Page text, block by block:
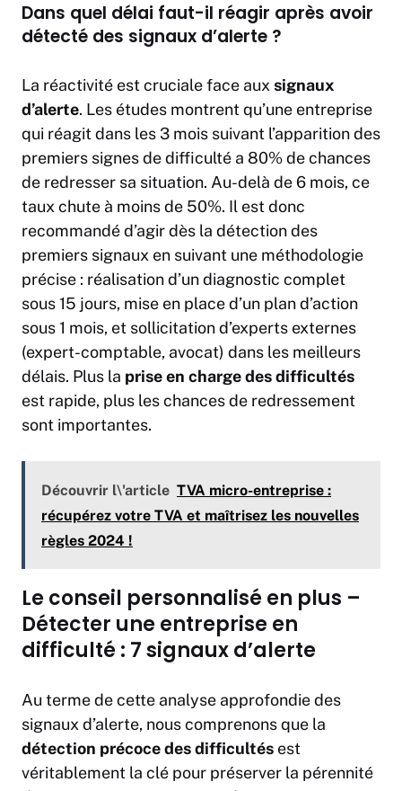
Dans quel délai faut-il réagir après avoir
détecté des signaux d’alerte ?
La réactivité est cruciale face aux signaux
d’alerte. Les études montrent qu’une entreprise
qui réagit dans les 3 mois suivant l’apparition des
premiers signes de difficulté a 80% de chances
de redresser sa situation. Au-delà de 6 mois, ce
taux chute à moins de 50%. Il est donc
recommandé d’agir dès la détection des
premiers signaux en suivant une méthodologie
précise : réalisation d’un diagnostic complet
sous 15 jours, mise en place d’un plan d’action
sous 1 mois, et sollicitation d’experts externes
(expert-comptable, avocat) dans les meilleurs
délais. Plus la prise en charge des difficultés
est rapide, plus les chances de redressement
sont importantes.
Découvrir l\'article TVA micro-entreprise :
récupérez votre TVA et maîtrisez les nouvelles
règles 2024 !
Le conseil personnalisé en plus –
Détecter une entreprise en
difficulté : 7 signaux d’alerte
Au terme de cette analyse approfondie des
signaux d’alerte, nous comprenons que la
détection précoce des difficultés est
véritablement la clé pour préserver la pérennité